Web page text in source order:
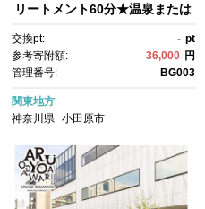
リートメント60分★温泉または
ートメント60分 温泉またはプ
ール利用券つき 温泉 プール 屋
内プール 屋外プール サウナ バ
ーデゾーン 天然温泉 神奈川
県 小田原市 】
交換pt: - pt
参考寄附額:
36,000 円
管理番号:
BG003
関東地方
神奈川県
小田原市